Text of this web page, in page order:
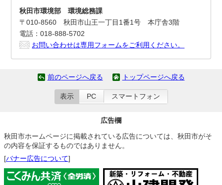
秋田市環境部 環境総務課
〒010-8560 秋田市山王一丁目1番1号 本庁舎3階
電話：018-888-5702
お問い合わせは専用フォームをご利用ください。
前のページへ戻る トップページへ戻る
表示 PC スマートフォン
広告欄
秋田市ホームページに掲載されている広告については、秋田市がそ
の内容を保証するものではありません。
[バナー広告について]